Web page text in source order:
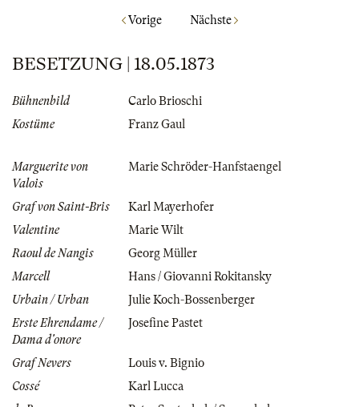
Vorige Nächste
BESETZUNG | 18.05.1873
Bühnenbild
Carlo Brioschi
Kostüme
Franz Gaul
Marguerite von
Valois
Marie Schröder-Hanfstaengel
Graf von Saint-Bris
Karl Mayerhofer
Valentine
Marie Wilt
Raoul de Nangis
Georg Müller
Marcell
Hans / Giovanni Rokitansky
Urbain / Urban
Julie Koch-Bossenberger
Erste Ehrendame /
Dama d'onore
Josefine Pastet
Graf Nevers
Louis v. Bignio
Cossé
Karl Lucca